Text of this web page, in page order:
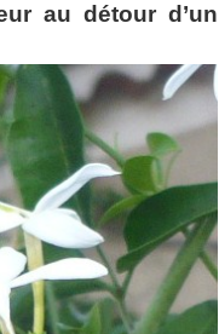
au détour d’un